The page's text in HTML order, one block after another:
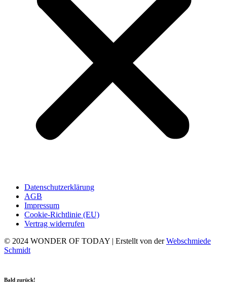
Datenschutzerklärung
AGB
Impressum
Cookie-Richtlinie (EU)
Vertrag widerrufen
© 2024 WONDER OF TODAY | Erstellt von derWebschmiede
Schmidt
Bald zurück!